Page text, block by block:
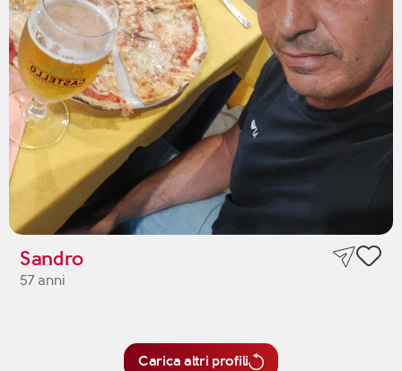
Sandro
57 anni
Carica altri profili